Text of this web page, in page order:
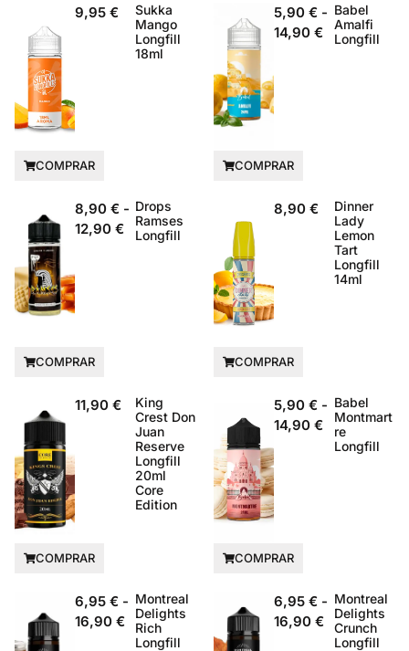
9,95 €
Sukka
Mango
Longfill
18ml
COMPRAR
5,90 € -
14,90 €
Babel
Amalfi
Longfill
COMPRAR
8,90 € -
12,90 €
Drops
Ramses
Longfill
COMPRAR
8,90 €
Dinner
Lady
Lemon
Tart
Longfill
14ml
COMPRAR
11,90 €
King
Crest Don
Juan
Reserve
Longfill
20ml
Core
Edition
COMPRAR
5,90 € -
14,90 €
Babel
Montmart
re
Longfill
COMPRAR
6,95 € -
16,90 €
Montreal
Delights
Rich
Longfill
6,95 € -
16,90 €
Montreal
Delights
Crunch
Longfill